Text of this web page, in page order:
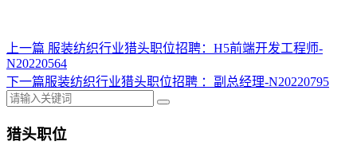
上一篇 服装纺织行业猎头职位招聘：H5前端开发工程师-
N20220564
下一篇​服装纺织行业猎头职位招聘 ：副总经理-N20220795
猎头职位